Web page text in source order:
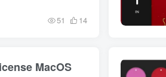
51 14
MacOS